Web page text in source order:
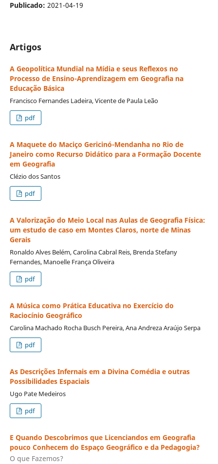
Publicado: 2021-04-19
Artigos
A Geopolítica Mundial na Mídia e seus Reflexos no
Processo de Ensino-Aprendizagem em Geografia na
Educação Básica
Francisco Fernandes Ladeira, Vicente de Paula Leão
pdf
A Maquete do Maciço Gericinó-Mendanha no Rio de
Janeiro como Recurso Didático para a Formação Docente
em Geografia
Clézio dos Santos
pdf
A Valorização do Meio Local nas Aulas de Geografia Física:
um estudo de caso em Montes Claros, norte de Minas
Gerais
Ronaldo Alves Belém, Carolina Cabral Reis, Brenda Stefany
Fernandes, Manoelle França Oliveira
pdf
A Música como Prática Educativa no Exercício do
Raciocínio Geográfico
Carolina Machado Rocha Busch Pereira, Ana Andreza Araújo Serpa
pdf
As Descrições Infernais em a Divina Comédia e outras
Possibilidades Espaciais
Ugo Pate Medeiros
pdf
E Quando Descobrimos que Licenciandos em Geografia
pouco Conhecem do Espaço Geográfico e da Pedagogia?
O que Fazemos?